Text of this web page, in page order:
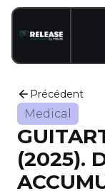
Précédent
Medical
(2025).